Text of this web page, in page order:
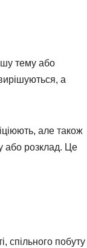
тему або
а
але також
або розклад. Це
спільного побуту